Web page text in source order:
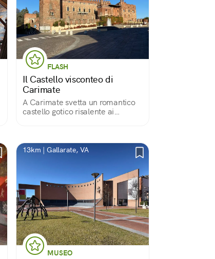
FLASH
Il Castello visconteo di
Carimate
A Carimate svetta un romantico
castello gotico risalente ai
Madonna dell’Albero.
13km | Gallarate, VA
MUSEO